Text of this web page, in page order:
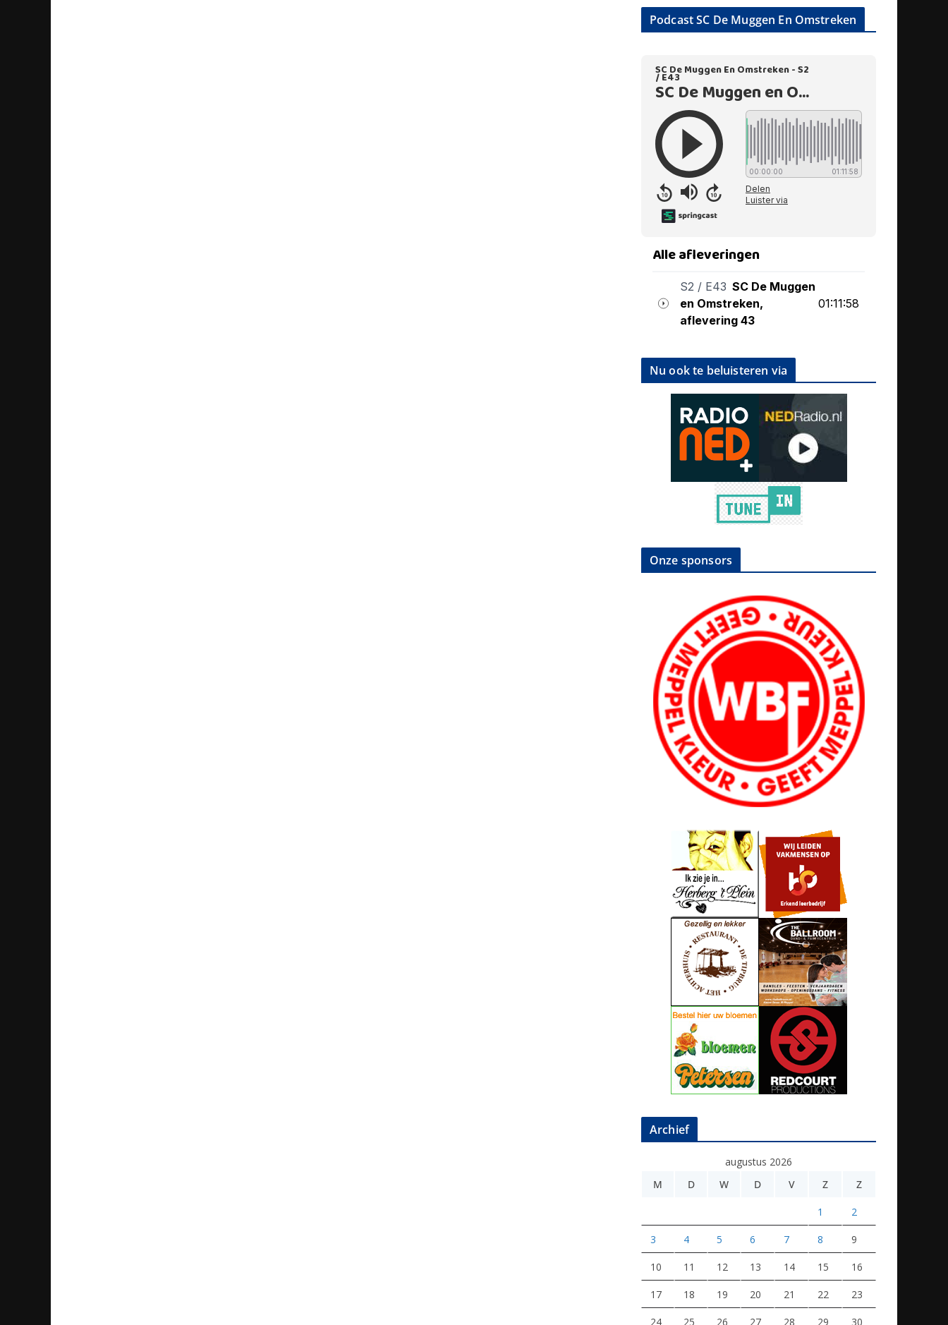
Podcast SC De Muggen En Omstreken
Nu ook te beluisteren via
Onze sponsors
Archief
augustus 2026
M
D W D V Z Z
1 2
3 4 5 6 7 8 9
10 11 12 13 14 15 16
17 18 19 20 21 22 23
24 25 26 27 28 29 30